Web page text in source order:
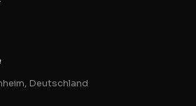
Deutschland